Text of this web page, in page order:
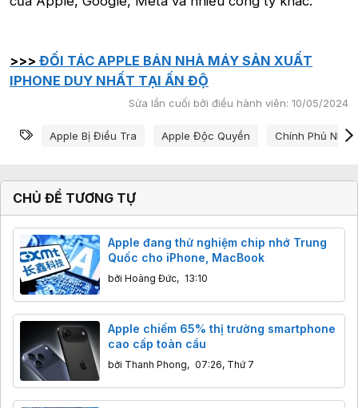
>>> ĐỐI TÁC APPLE BÁN NHÀ MÁY SẢN XUẤT
IPHONE DUY NHẤT TẠI ẤN ĐỘ
Sửa lần cuối bởi điều hành viên: 10/05/2024
Từ khóa
Apple Bị Điều Tra Apple Độc Quyền Chính Phủ Nhật
CHỦ ĐỀ TƯƠNG TỰ
Apple đang thử nghiệm chip nhớ Trung
Quốc cho iPhone, MacBook
bởi Hoàng Đức, 13:10
Apple chiếm 65% thị trường smartphone
cao cấp toàn cầu
bởi Thanh Phong, 07:26, Thứ 7